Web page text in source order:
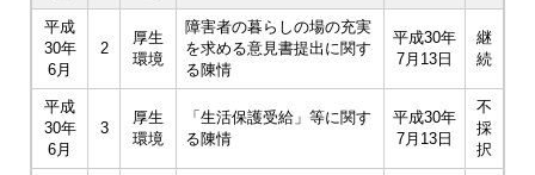
平成
30年
6月
2
厚生
環境
障害者の暮らしの場の充実
を求める意見書提出に関す
る陳情
平成30年
7月13日
継
続
平成
30年
6月
3
厚生
環境
「生活保護受給」等に関す
る陳情
平成30年
7月13日
不
採
択